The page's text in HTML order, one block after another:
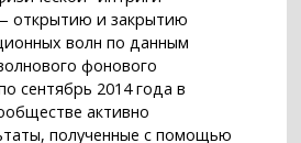
открытию и закрытию
волн по данным
фонового
сентябрь 2014 года в
активно
полученные с помощью